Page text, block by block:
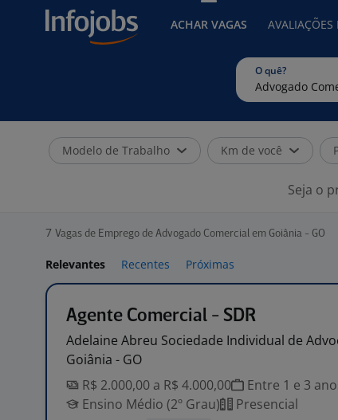
ACHAR VAGAS AVALIAÇÕES
O quê?
Modelo de Trabalho Km de você
Seja o
7 Vagas de Emprego de Advogado Comercial em Goiânia - GO
Relevantes Recentes Próximas
Agente Comercial - SDR
Adelaine Abreu Sociedade Individual de
Goiânia - GO
R$ 2.000,00 a R$ 4.000,00
Entre 1 e 3
Ensino Médio (2º Grau)
Presencial